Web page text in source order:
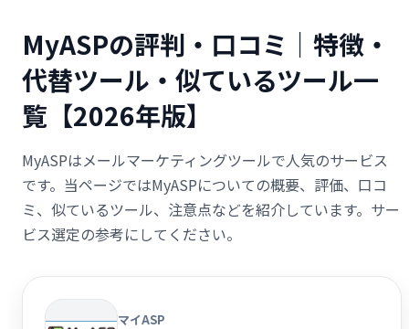
MyASPの評判・口コミ｜特徴・
代替ツール・似ているツール一
覧【2026年版】
MyASPはメールマーケティングツールで人気のサービス
です。当ページではMyASPについての概要、評価、口コ
ミ、似ているツール、注意点などを紹介しています。サー
ビス選定の参考にしてください。
マイASP